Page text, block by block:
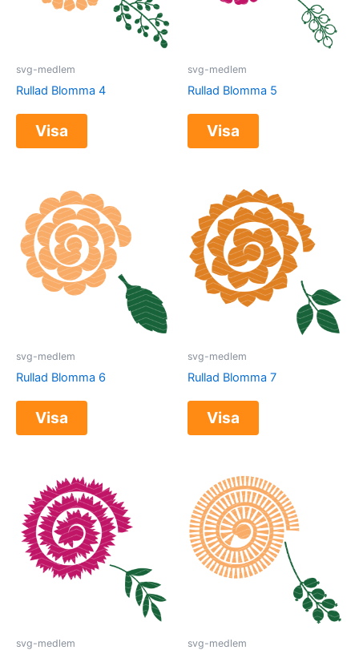
svg-medlem
Rullad Blomma 4
Visa
svg-medlem
Rullad Blomma 5
Visa
svg-medlem
Rullad Blomma 6
Visa
svg-medlem
Rullad Blomma 7
Visa
svg-medlem svg-medlem